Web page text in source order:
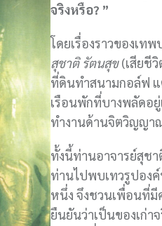
จริงหรือ? ”
โดยเรื่องราวของเท
สุชาติ รัตนสุข(เสียชี
ที่ดินทำสนามกอล์ฟ
เรือนพักที่บางพลัดอยู่
ทำงานด้านจิตวิญญา
ทั้งนี้ท่านอาจารย์สุช
ท่านไปพบเทวรูปอง
หนึ่ง จึงชวนเพื่อนที่มี
ยืนยันว่าเป็นของเก่า